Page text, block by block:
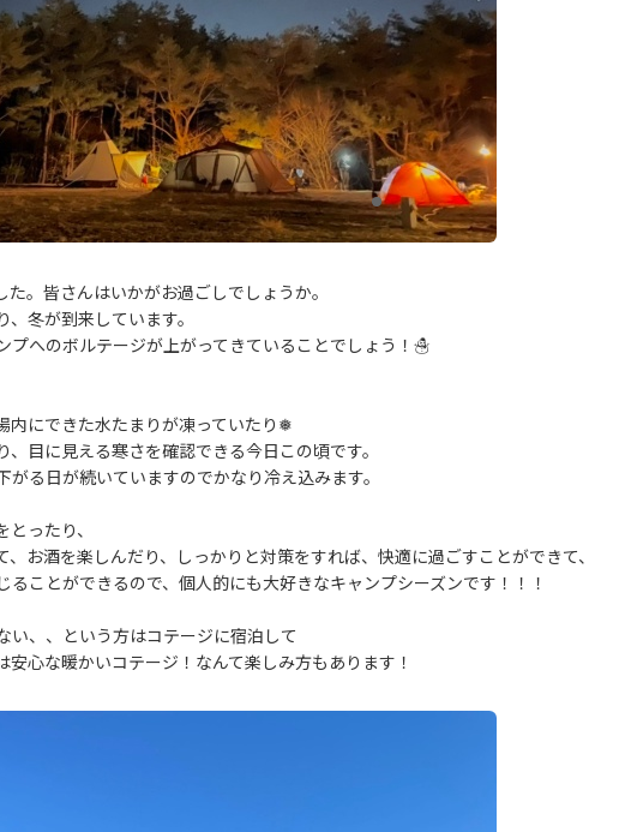
。皆さんはいかがお過ごしでしょうか。
冬が到来しています。
プへのボルテージが上がってきていることでしょう！☃
内にできた水たまりが凍っていたり❅
目に見える寒さを確認できる今日この頃です。
る日が続いていますのでかなり冷え込みます。
ったり、
お酒を楽しんだり、しっかりと対策をすれば、快適に過ごすことができて、
ることができるので、個人的にも大好きなキャンプシーズンです！！！
い、、という方はコテージに宿泊して
心な暖かいコテージ！なんて楽しみ方もあります！